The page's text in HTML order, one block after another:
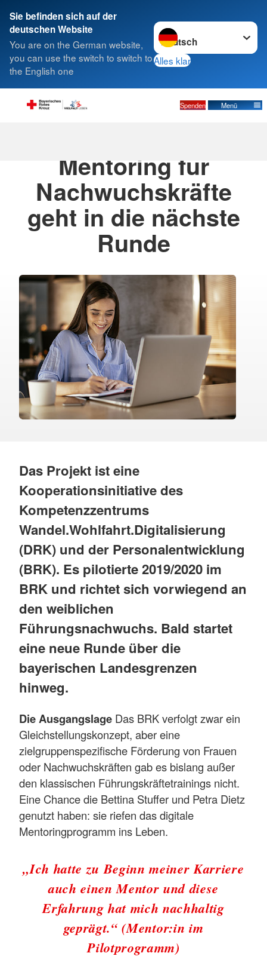
Sie befinden sich auf der
deutschen Website
You are on the German website,
you can use the switch to switch to
the English one
Sprache wechseln zu
Alles klar
Spenden Menü
Suche
Mentoring für
Nachwuchskräfte
geht in die nächste
Runde
Das Projekt ist eine
Kooperationsinitiative des
Kompetenzzentrums
Wandel.Wohlfahrt.Digitalisierung
(DRK) und der Personalentwicklung
(BRK). Es pilotierte 2019/2020 im
BRK und richtet sich vorwiegend an
den weiblichen
Führungsnachwuchs. Bald startet
eine neue Runde über die
bayerischen Landesgrenzen
hinweg.
Die Ausgangslage Das BRK verfolgt zwar ein
Gleichstellungskonzept, aber eine
zielgruppenspezifische Förderung von Frauen
oder Nachwuchskräften gab es bislang außer
den klassischen Führungskräftetrainings nicht.
Eine Chance die Bettina Stuffer und Petra Dietz
genutzt haben: sie riefen das digitale
Mentoringprogramm ins Leben.
„Ich hatte zu Beginn meiner Karriere
auch einen Mentor und diese
Erfahrung hat mich nachhaltig
geprägt.“ (Mentor:in im
Pilotprogramm)